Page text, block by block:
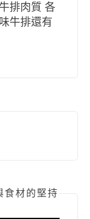
排肉質 各
牛排還有
材的堅持